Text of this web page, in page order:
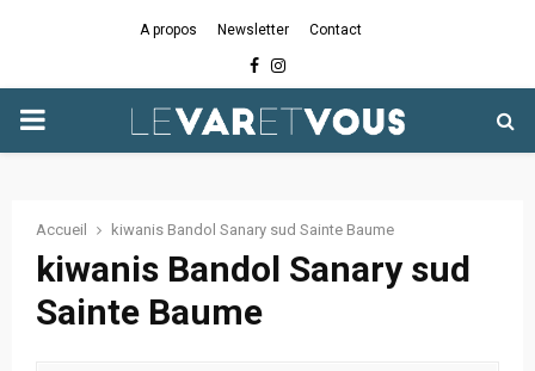
A propos Newsletter Contact
Facebook
Instagram
PRIMARY
Accueil kiwanis Bandol Sanary sud Sainte Baume
kiwanis Bandol Sanary sud
Sainte Baume